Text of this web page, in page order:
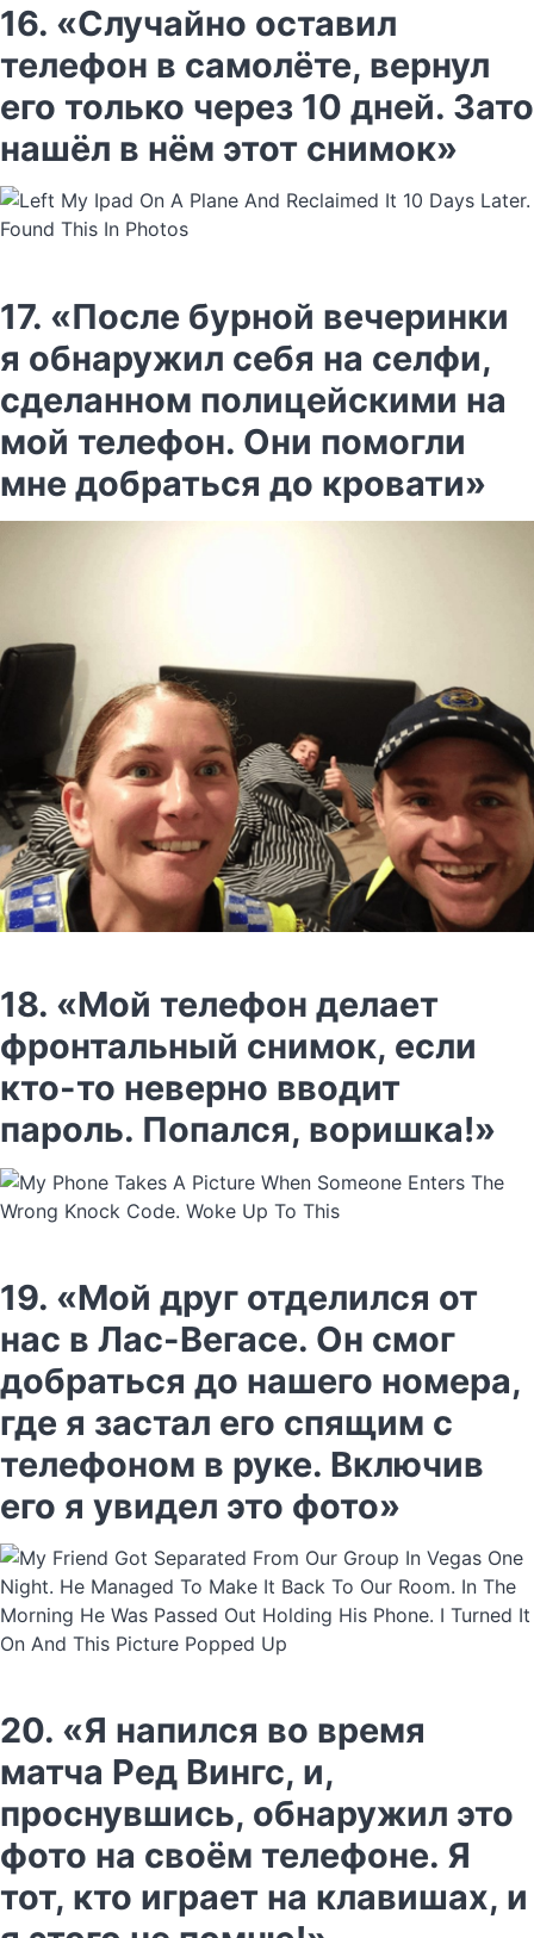
16. «Случайно оставил
телефон в самолёте, вернул
его только через 10 дней. Зато
нашёл в нём этот снимок»
17. «После бурной вечеринки
я обнаружил себя на селфи,
сделанном полицейскими на
мой телефон. Они помогли
мне добраться до кровати»
18. «Мой телефон делает
фронтальный снимок, если
кто-то неверно вводит
пароль. Попался, воришка!»
19. «Мой друг отделился от
нас в Лас-Вегасе. Он смог
добраться до нашего номера,
где я застал его спящим с
телефоном в руке. Включив
его я увидел это фото»
20. «Я напился во время
матча Ред Вингс, и,
проснувшись, обнаружил это
фото на своём телефоне. Я
тот, кто играет на клавишах, и